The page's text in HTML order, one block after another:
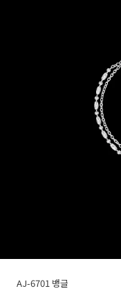
AJ-6701 뱅글